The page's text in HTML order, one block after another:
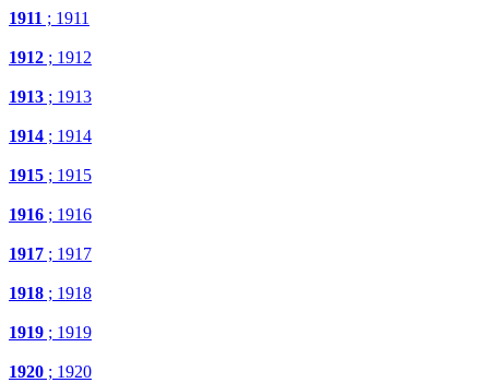
1911 ; 1911
1912 ; 1912
1913 ; 1913
1914 ; 1914
1915 ; 1915
1916 ; 1916
1917 ; 1917
1918 ; 1918
1919 ; 1919
1920 ; 1920